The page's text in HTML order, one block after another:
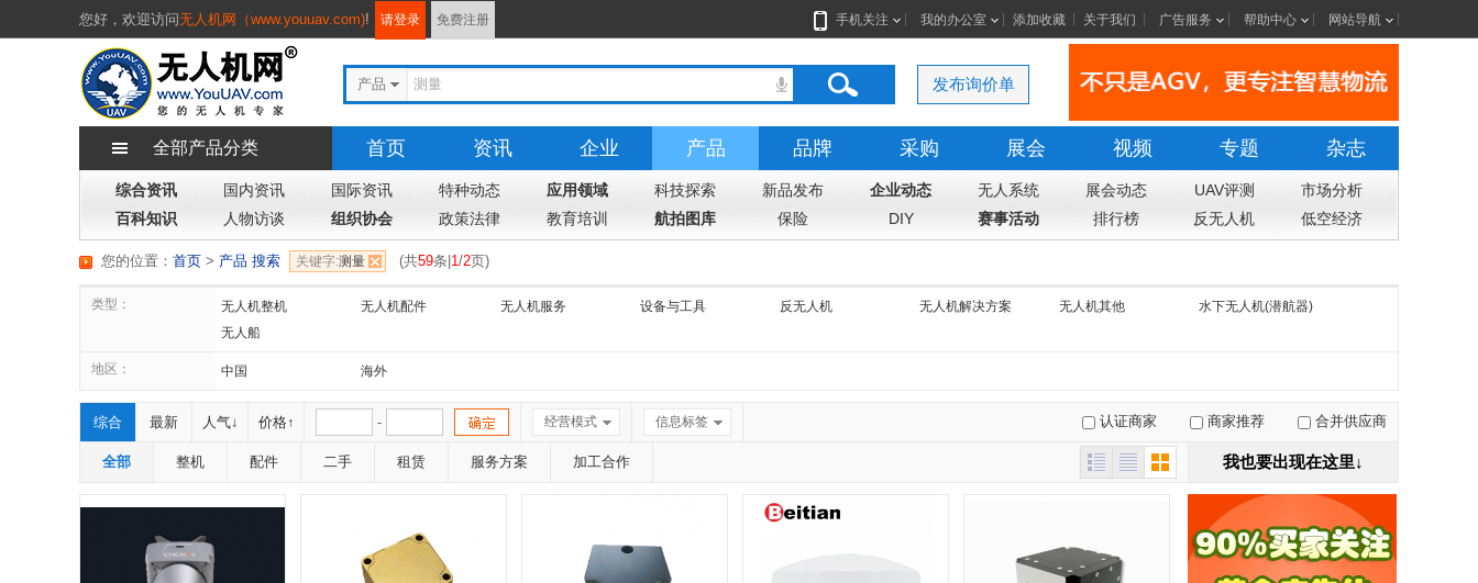
您好， 欢迎访问无人机网（www.youuav.com)! 请登录 免费注册 手机关注 我的办公室 添加收藏 关于我们 广告服务 帮助中心 网站导航
产品 发布询价单
全部产品分类 首页 资讯 企业 产品 品牌 采购 展会 视频 专题 杂志
综合资讯 国内资讯 国际资讯 特种动态 应用领域 科技探索 新品发布 企业动态 无人系统 展会动态 UAV评测
市场分析
百科知识
人物访谈 组织协会 政策法律 教育培训 航拍图库 保险 DIY 赛事活动 排行榜 反无人机 低空经济
您的位置： 首页 > 产品 搜索 关键字:测量 (共59条| 1/2页)
类型： 无人机整机 无人机配件 无人机服务 设备与工具 反无人机 无人机解决方案 无人机其他
水下无人机(潜航器)
无人船
地区： 中国 海外
综合 最新 人气↓ 价格↑ - 经营模式 信息标签 认证商家 商家推荐 合并供应商
全部 整机 配件 二手 租赁 服务方案 加工合作 我也要出现在这里↓